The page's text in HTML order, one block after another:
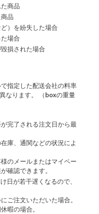
商品
品
）を紛失した場合
場合
損された場合
指定した配送会社の料率
なります。 （boxの重量
完了される注文日から最
庫、通関などの状況によ
のメールまたはマイペー
確認できます。
日が若干遅くなるので、
ご注文いただいた場合。
暇の場合。